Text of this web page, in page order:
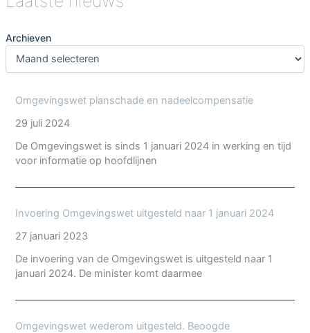
Archieven
Omgevingswet planschade en nadeelcompensatie
29 juli 2024
De Omgevingswet is sinds 1 januari 2024 in werking en tijd
voor informatie op hoofdlijnen
Invoering Omgevingswet uitgesteld naar 1 januari 2024
27 januari 2023
De invoering van de Omgevingswet is uitgesteld naar 1
januari 2024. De minister komt daarmee
Omgevingswet wederom uitgesteld. Beoogde